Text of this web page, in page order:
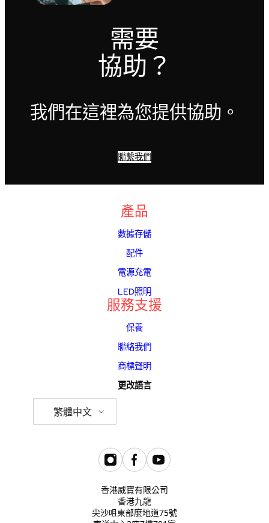
需要
協助？
我們在這裡為您提供協助。
聯繫我們
產品
數據存儲
配件
電源充電
LED照明
服務支援
保養
聯絡我們
商標聲明
更改語言
繁體中文
香港威寶有限公司
香港九龍
尖沙咀東部麼地道75號